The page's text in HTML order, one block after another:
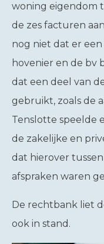
woning eigendom
de zes facturen
nog niet dat er
hovenier en de bv
dat een deel van
gebruikt, zoals de
Tenslotte speelde
de zakelijke en
dat hierover
afspraken waren
De rechtbank liet
ook in stand.